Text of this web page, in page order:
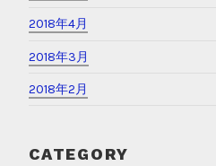
2018年4月
2018年3月
2018年2月
CATEGORY